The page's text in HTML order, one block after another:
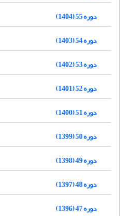
دوره 55 (1404)
دوره 54 (1403)
دوره 53 (1402)
دوره 52 (1401)
دوره 51 (1400)
دوره 50 (1399)
دوره 49 (1398)
دوره 48 (1397)
دوره 47 (1396)